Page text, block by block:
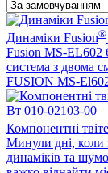
Динаміки Fusion®
Fusion MS-EL602
система з двома
FUSION MS-
Компонентні
Минули дні, коли
динаміків та